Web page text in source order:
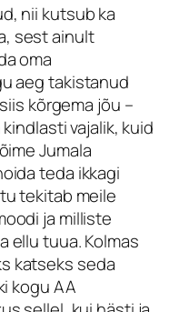
nii kutsub ka
sest ainult
oma
aeg takistanud
kõrgema jõu –
vajalik, kuid
Jumala
teda ikkagi
tekitab meile
ja milliste
ellu tuua. Kolmas
katseks seda
kogu AA